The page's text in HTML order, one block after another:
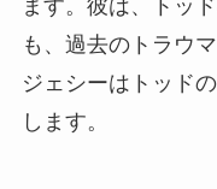
ます。彼は、トッ
も、過去のトラウ
ジェシーはトッド
します。